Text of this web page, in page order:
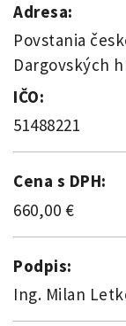
Adresa:
Povstania
Dargovských
IČO:
51488221
Cena s DPH:
660,00 €
Podpis:
Ing. Milan